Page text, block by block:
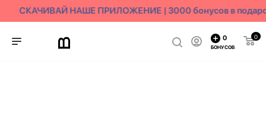
СКАЧИВАЙ НАШЕ ПРИЛОЖЕНИЕ | 3000 бонусов в
0
0
БОНУСОВ